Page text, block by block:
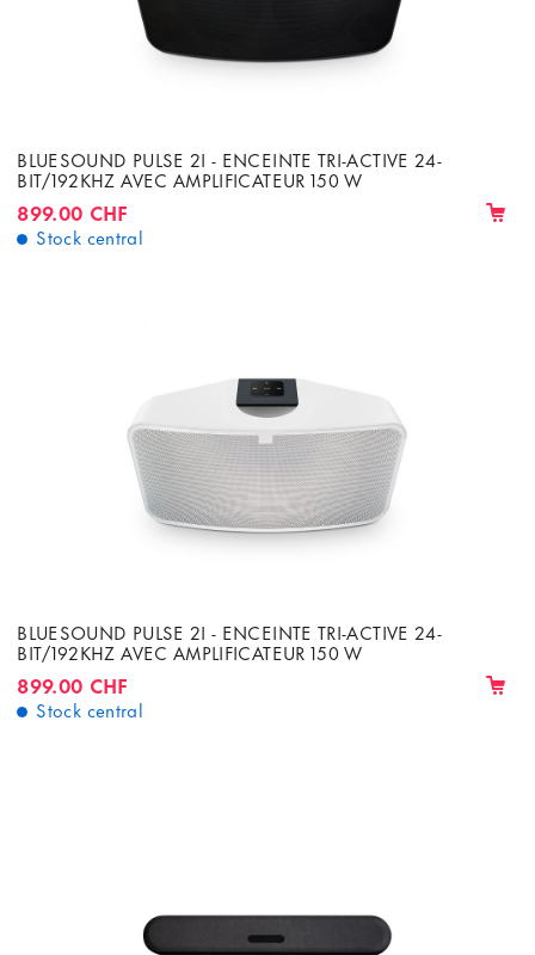
BLUESOUND PULSE 2I - ENCEINTE TRI-ACTIVE 24-
BIT/192KHZ AVEC AMPLIFICATEUR 150 W
899.00 CHF
Stock central
BLUESOUND PULSE 2I - ENCEINTE TRI-ACTIVE 24-
BIT/192KHZ AVEC AMPLIFICATEUR 150 W
899.00 CHF
Stock central